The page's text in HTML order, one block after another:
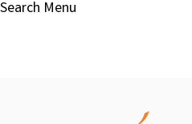
Search Menu